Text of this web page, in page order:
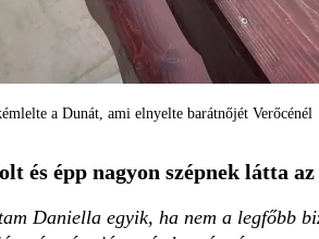
a Dunát, ami elnyelte barátnőjét
és épp nagyon szépnek látta
Daniella egyik, ha nem a legfőbb